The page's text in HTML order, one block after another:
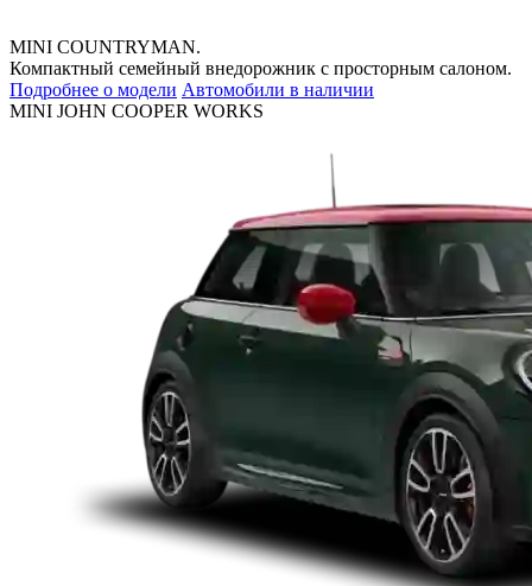
MINI COUNTRYMAN.
Компактный семейный внедорожник с просторным салоном.
Подробнее о модели Автомобили в наличии
MINI JOHN COOPER WORKS